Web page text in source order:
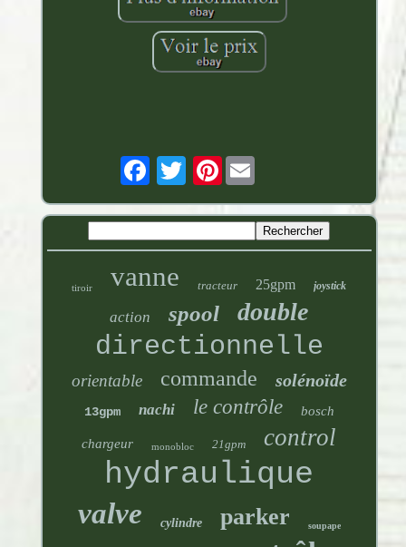
Pinterest
tiroir vanne tracteur 25gpm joystick
action spool double
directionnelle
orientable commande solénoïde
13gpm nachi le contrôle bosch
chargeur monobloc 21gpm control
hydraulique
valve cylindre parker soupape